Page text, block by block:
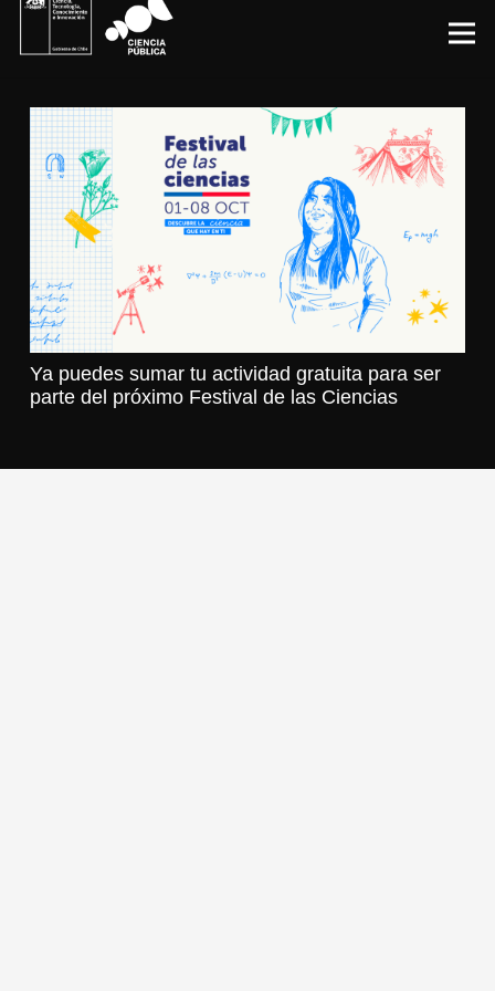
Ya puedes sumar tu actividad gratuita para ser
parte del próximo Festival de las Ciencias